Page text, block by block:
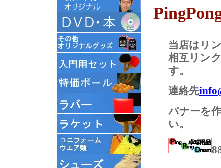
当店はリ
相互リン
す。
連絡先
バナーを
い。